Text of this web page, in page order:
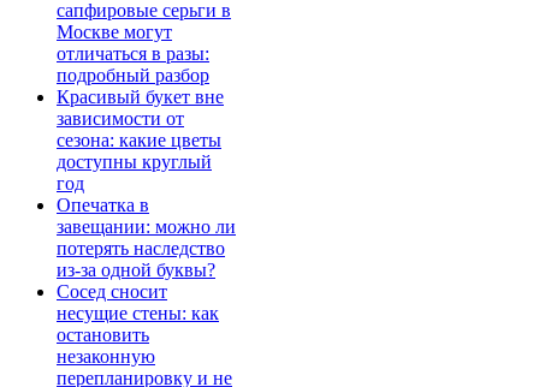
сапфировые серьги в
Москве могут
отличаться в разы:
подробный разбор
Красивый букет вне
зависимости от
сезона: какие цветы
доступны круглый
год
Опечатка в
завещании: можно ли
потерять наследство
из-за одной буквы?
Сосед сносит
несущие стены: как
остановить
незаконную
перепланировку и не